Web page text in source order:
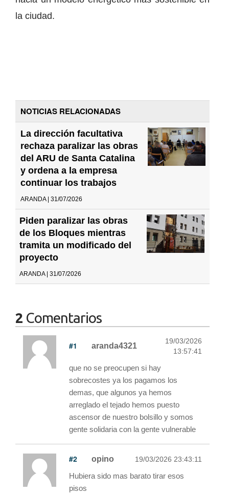
la ciudad.
NOTICIAS RELACIONADAS
La dirección facultativa
rechaza paralizar las obras
del ARU de Santa Catalina
y ordena a la empresa
continuar los trabajos
ARANDA | 31/07/2026
Piden paralizar las obras
de los Bloques mientras
tramita un modificado del
proyecto
ARANDA | 31/07/2026
2 Comentarios
#1 aranda4321
19/03/2026
13:57:41
que no se preocupen si hay
sobrecostes ya los pagamos los
demas, que algunos ya hemos
arreglado el tejado hemos puesto
ascensor de nuestro bolsillo y somos
gente solidaria con la gente vulnerable
#2 opino 19/03/2026 23:43:11
Hubiera sido mas barato tirar esos
pisos